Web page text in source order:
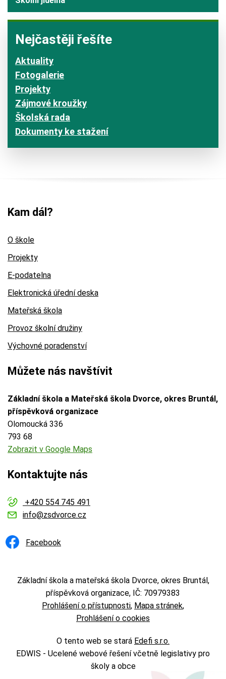
Nejčastěji řešíte
Aktuality
Fotogalerie
Projekty
Zájmové kroužky
Školská rada
Dokumenty ke stažení
Kam dál?
O škole
Projekty
E-podatelna
Elektronická úřední deska
Mateřská škola
Provoz školní družiny
Výchovné poradenství
Můžete nás navštívit
Základní škola a Mateřská škola Dvorce, okres Bruntál,
příspěvková organizace
Olomoucká 336
793 68
Zobrazit v Google Maps
Kontaktujte nás
+420 554 745 491
info@zsdvorce.cz
Facebook
Základní škola a mateřská škola Dvorce, okres Bruntál,
příspěvková organizace, IČ: 70979383
Prohlášení o přístupnosti Mapa stránek
Prohlášení o cookies
O tento web se stará Edefi s.r.o.
EDWIS - Ucelené webové řešení včetně legislativy pro
školy a obce